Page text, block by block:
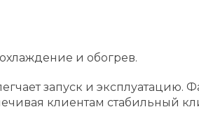
и обогрев.
запуск и эксплуатацию.
клиентам стабильный